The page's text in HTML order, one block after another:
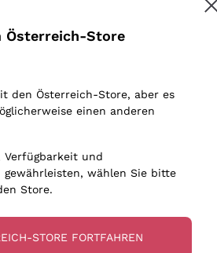
Arianna
unserem Datenschutz-Bestimmungen
Österreich-Store
den Österreich-Store, aber es
einen anderen
Verfügbarkeit und
gewährleisten, wählen Sie bitte
Store.
STORE FORTFAHREN